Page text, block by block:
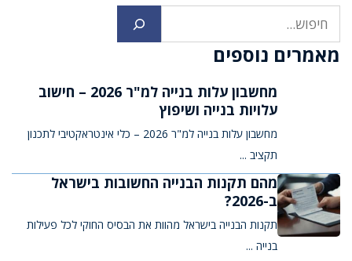
מאמרים נוספים
מחשבון עלות בנייה למ"ר 2026 – חישוב
עלויות בנייה ושיפוץ
מחשבון עלות בנייה למ"ר 2026 – כלי אינטראקטיבי לתכנון
תקציב ...
מהם תקנות הבנייה החשובות בישראל
ב-2026?
תקנות הבנייה בישראל מהוות את הבסיס החוקי לכל פעילות
בנייה ...